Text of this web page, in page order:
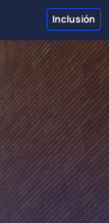
Inclusión